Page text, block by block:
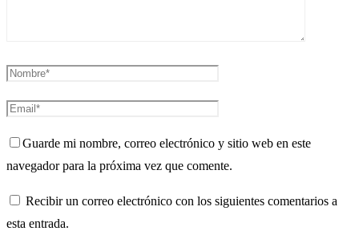
Guarde mi nombre, correo electrónico y sitio web en este
navegador para la próxima vez que comente.
Recibir un correo electrónico con los siguientes comentarios a
esta entrada.